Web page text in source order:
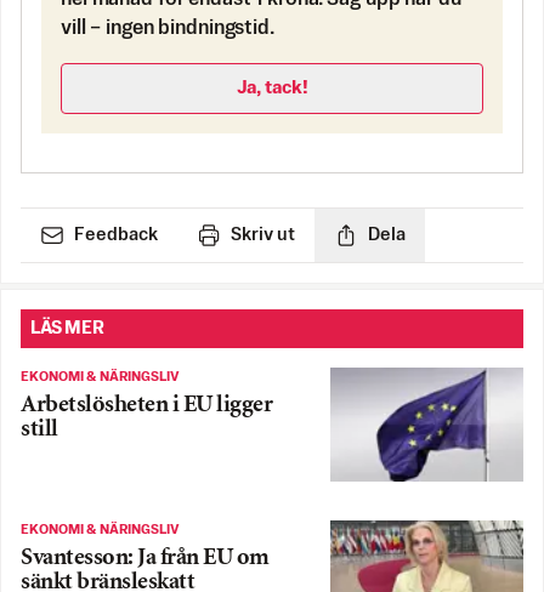
vill – ingen bindningstid.
Ja, tack!
Feedback Skriv ut Dela
LÄS MER
EKONOMI & NÄRINGSLIV
Arbetslösheten i EU ligger
still
EKONOMI & NÄRINGSLIV
Svantesson: Ja från EU om
sänkt bränsleskatt